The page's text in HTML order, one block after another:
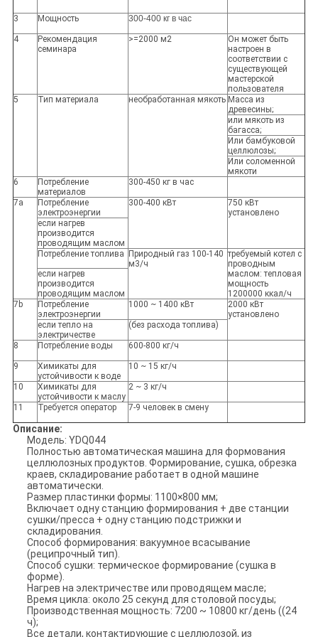
3 Мощность 300-400 кг в час
4
Рекомендация
семинара
>=2000 м2
Он может быть
настроен в
соответствии с
существующей
мастерской
пользователя
5
Тип материала необработанная мякоть Масса из
древесины;
или мякоть из
багасса;
Или бамбуковой
целлюлозы;
Или соломенной
мякоти
6
Потребление
материалов
300-450 кг в час
7а
Потребление
электроэнергии
300-400 кВт
750 кВт
установлено
если нагрев
производится
проводящим маслом
Потребление топлива
Природный газ 100-140
м3/ч
требуемый котел с
проводным
маслом: тепловая
мощность
1200000 ккал/ч
если нагрев
производится
проводящим маслом
7b
Потребление
электроэнергии
1000 ~ 1400 кВт
2000 кВт
установлено
если тепло на
электричестве
(без расхода топлива)
8 Потребление воды 600-800 кг/ч
9
Химикаты для
устойчивости к воде
10 ~ 15 кг/ч
10
Химикаты для
устойчивости к маслу
2 ~ 3 кг/ч
11 Требуется оператор 7-9 человек в смену
Описание:
Модель: YDQ044
Полностью автоматическая машина для формования
целлюлозных продуктов. Формирование, сушка, обрезка
краев, складирование работает в одной машине
автоматически.
Размер пластинки формы: 1100×800 мм;
Включает одну станцию формирования + две станции
сушки/пресса + одну станцию подстрижки и
складирования.
Способ формирования: вакуумное всасывание
(реципрочный тип).
Способ сушки: термическое формирование (сушка в
форме).
Нагрев на электричестве или проводящем масле;
Время цикла: около 25 секунд для столовой посуды;
Производственная мощность: 7200 ~ 10800 кг/день ((24
ч);
Все детали, контактирующие с целлюлозой, из